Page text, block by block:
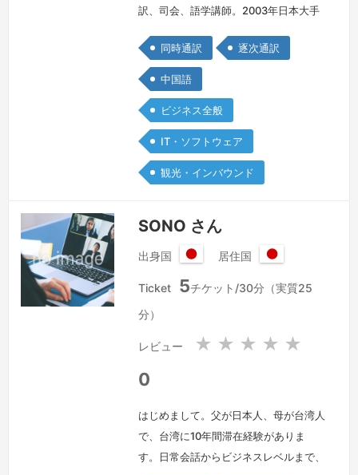
訳、司会、語学講師。2003年日本大手
独立、フリーランスとして通訳、翻訳、
語学講師、バイリンガル司会、コーディ
ネーター、写真作家、ライター、広報な
ど幅広く活動し、あらゆる分野の現場経
験を持っております。豊富な知識、的確
な表現、美しい発音、柔軟で誠実な姿勢
で対応させていただきます。★スケジ
同時通訳 逐次通訳
中国語
ビジネス全般
IT・ソフトウェア
観光・インバウンド
SONO さん
出身国
本
居住国
本
Ticket 5チケット/30分（実質25
分）
レビュー ★ ★ ★ ★ ★
0
はじめまして。父が日本人、母が台湾人
で、台湾に10年間滞在経験がありま
す。日常会話からビジネスレベルまで、